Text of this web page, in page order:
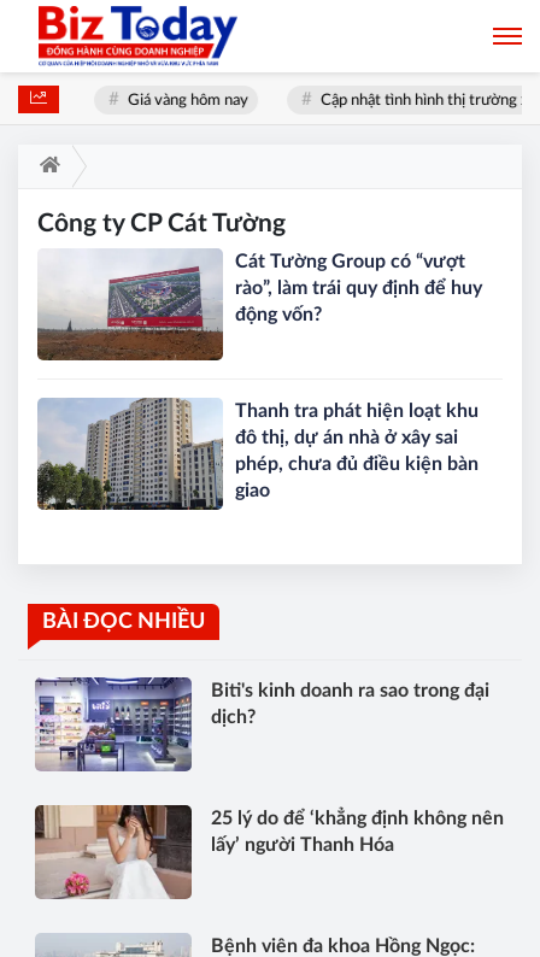
nhất Giá vàng hôm nay Cập nhật tình hình thị trường
Công ty CP Cát Tường
Cát Tường Group có “vượt
rào”, làm trái quy định để huy
động vốn?
Thanh tra phát hiện loạt khu
đô thị, dự án nhà ở xây sai
phép, chưa đủ điều kiện bàn
giao
BÀI ĐỌC NHIỀU
Biti's kinh doanh ra sao trong đại
dịch?
25 lý do để ‘khẳng định không nên
lấy’ người Thanh Hóa
Bệnh viên đa khoa Hồng Ngọc: